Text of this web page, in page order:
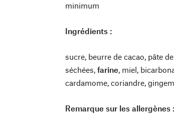
minimum
Ingrédients :
sucre, beurre de cacao, pâte
séchées,farine, miel,
cardamome, coriandre,
Remarque sur les allergènes :